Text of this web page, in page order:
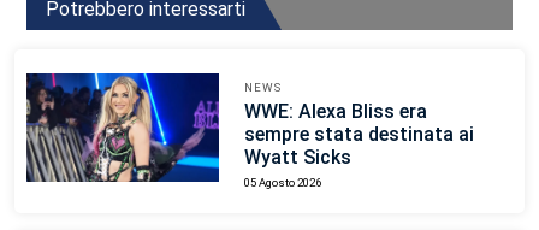
Potrebbero interessarti
NEWS
WWE: Alexa Bliss era
sempre stata destinata ai
Wyatt Sicks
05 Agosto 2026